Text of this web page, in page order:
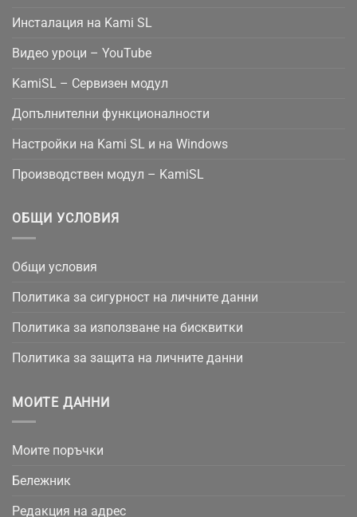
Инсталация на Kami SL
Видео уроци – YouTube
KamiSL – Сервизен модул
Допълнителни функционалности
Настройки на Kami SL и на Windows
Производствен модул – KamiSL
ОБЩИ УСЛОВИЯ
Общи условия
Политика за сигурност на личните данни
Политика за използване на бисквитки
Политика за защита на личните данни
МОИТЕ ДАННИ
Моите поръчки
Бележник
Редакция на адрес